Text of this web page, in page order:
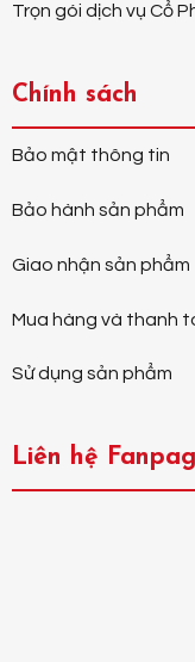
Trọn gói dịch vụ Cổ
Chính sách
Bảo mật thông tin
Bảo hành sản phẩm
Giao nhận sản phẩm
Mua hàng và thanh
Sử dụng sản phẩm
Liên hệ